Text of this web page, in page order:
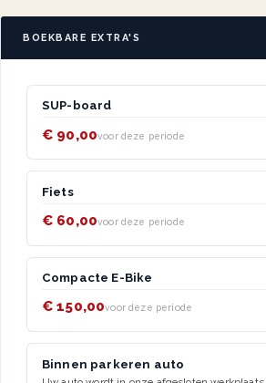
BOEKBARE EXTRA'S
SUP-board
€ 90,00voor deze periode
Fiets
€ 60,00voor deze periode
Compacte E-Bike
€ 150,00voor deze periode
Binnen parkeren auto